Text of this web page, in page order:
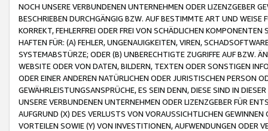
NOCH UNSERE VERBUNDENEN UNTERNEHMEN ODER LIZENZGEBER
BESCHRIEBEN DURCHGÄNGIG BZW. AUF BESTIMMTE ART UND
KORREKT, FEHLERFREI ODER FREI VON SCHÄDLICHEN
HAFTEN FÜR: (A) FEHLER, UNGENAUIGKEITEN, VIREN,
SYSTEMABSTÜRZE; ODER (B) UNBERECHTIGTE ZUGRIFFE AUF BZW.
WEBSITE ODER VON DATEN, BILDERN, TEXTEN ODER SONSTIGEN
ODER EINER ANDEREN NATÜRLICHEN ODER JURISTISCHEN PERSON
GEWÄHRLEISTUNGSANSPRÜCHE, ES SEIN DENN, DIESE SIND IN
UNSERE VERBUNDENEN UNTERNEHMEN ODER LIZENZGEBER FÜR
AUFGRUND (X) DES VERLUSTS VON VORAUSSICHTLICHEN
VORTEILEN SOWIE (Y) VON INVESTITIONEN, AUFWENDUNGEN ODER